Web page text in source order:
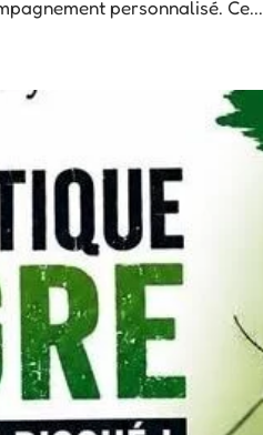
personnalisé. Ce...